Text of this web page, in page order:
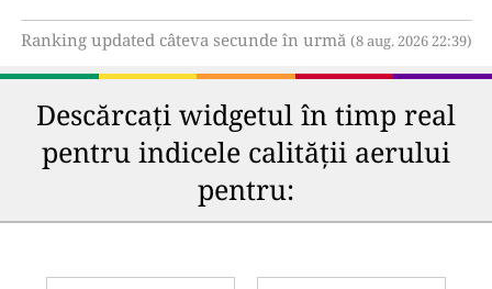
Ranking updated câteva secunde în urmă (8 aug. 2026 22:39)
Descărcați widgetul în timp real
pentru indicele calității aerului
pentru: